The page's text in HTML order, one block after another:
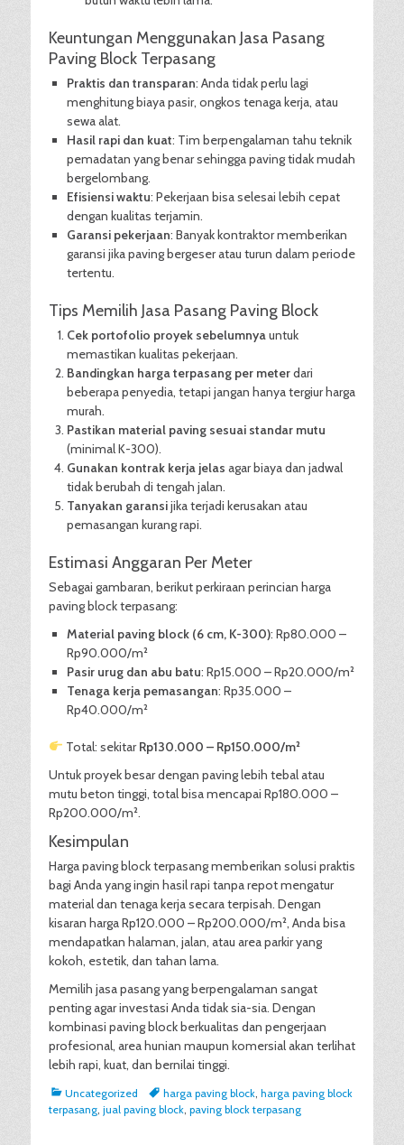
Keuntungan Menggunakan Jasa Pasang
Paving Block Terpasang
Praktis dan transparan: Anda tidak perlu lagi
menghitung biaya pasir, ongkos tenaga kerja, atau
sewa alat.
Hasil rapi dan kuat: Tim berpengalaman tahu teknik
pemadatan yang benar sehingga paving tidak mudah
bergelombang.
Efisiensi waktu: Pekerjaan bisa selesai lebih cepat
dengan kualitas terjamin.
Garansi pekerjaan: Banyak kontraktor memberikan
garansi jika paving bergeser atau turun dalam periode
tertentu.
Tips Memilih Jasa Pasang Paving Block
Cek portofolio proyek sebelumnyauntuk
memastikan kualitas pekerjaan.
Bandingkan harga terpasang per meterdari
beberapa penyedia, tetapi jangan hanya tergiur harga
murah.
Pastikan material paving sesuai standar mutu
(minimal K-300).
Gunakan kontrak kerja jelas agar biaya dan jadwal
tidak berubah di tengah jalan.
Tanyakan garansijika terjadi kerusakan atau
pemasangan kurang rapi.
Estimasi Anggaran Per Meter
Sebagai gambaran, berikut perkiraan perincian harga
paving block terpasang:
Material paving block (6 cm, K-300): Rp80.000 –
Rp90.000/m²
Pasir urug dan abu batu: Rp15.000 – Rp20.000/m²
Tenaga kerja pemasangan: Rp35.000 –
Rp40.000/m²
Total: sekitarRp130.000 – Rp150.000/m²
Untuk proyek besar dengan paving lebih tebal atau
mutu beton tinggi, total bisa mencapai Rp180.000 –
Rp200.000/m².
Kesimpulan
Harga paving block terpasang memberikan solusi praktis
bagi Anda yang ingin hasil rapi tanpa repot mengatur
material dan tenaga kerja secara terpisah. Dengan
kisaran harga Rp120.000 – Rp200.000/m², Anda bisa
mendapatkan halaman, jalan, atau area parkir yang
kokoh, estetik, dan tahan lama.
Memilih jasa pasang yang berpengalaman sangat
penting agar investasi Anda tidak sia-sia. Dengan
kombinasi paving block berkualitas dan pengerjaan
profesional, area hunian maupun komersial akan terlihat
lebih rapi, kuat, dan bernilai tinggi.
Categories
Uncategorized Tagsharga paving block, harga paving block
terpasang, jual paving block, paving block terpasang